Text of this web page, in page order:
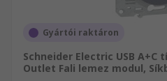
Gyártói raktáron
Schneider Electric USB A+C
Outlet Fali lemez modul,